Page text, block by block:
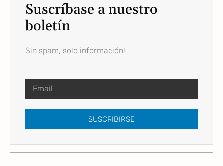
Suscríbase a nuestro
boletín
Sin spam, solo información!
SUSCRIBIRSE